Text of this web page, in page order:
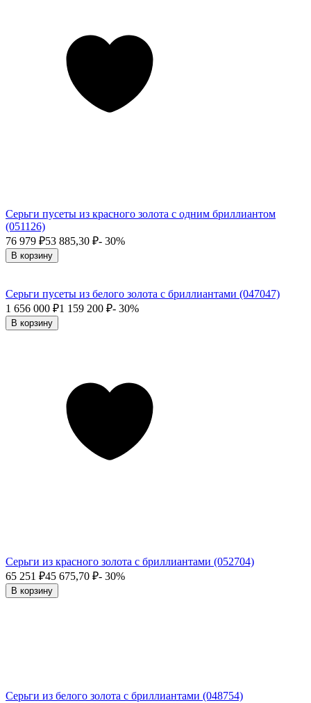
Серьги пусеты из белого золота с бриллиантами (047047)
1 656 000 ₽1 159 200 ₽- 30%
В корзину
Серьги пусеты из красного золота с одним бриллиантом
(051126)
76 979 ₽53 885,30 ₽- 30%
В корзину
Серьги из красного золота с бриллиантами (052704)
65 251 ₽45 675,70 ₽- 30%
В корзину
Серьги из белого золота с бриллиантами (048754)